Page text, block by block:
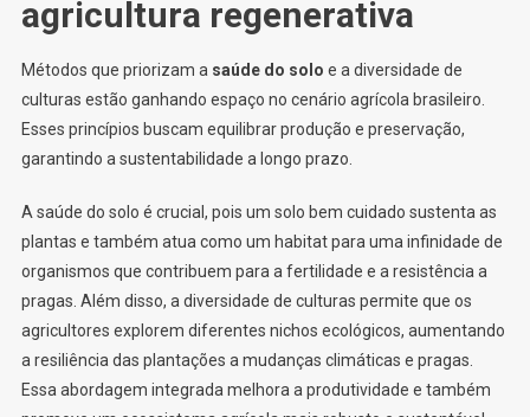
agricultura regenerativa
Métodos que priorizam a saúde do solo e a diversidade de
culturas estão ganhando espaço no cenário agrícola brasileiro.
Esses princípios buscam equilibrar produção e preservação,
garantindo a sustentabilidade a longo prazo.
A saúde do solo é crucial, pois um solo bem cuidado sustenta as
plantas e também atua como um habitat para uma infinidade de
organismos que contribuem para a fertilidade e a resistência a
pragas. Além disso, a diversidade de culturas permite que os
agricultores explorem diferentes nichos ecológicos, aumentando
a resiliência das plantações a mudanças climáticas e pragas.
Essa abordagem integrada melhora a produtividade e também